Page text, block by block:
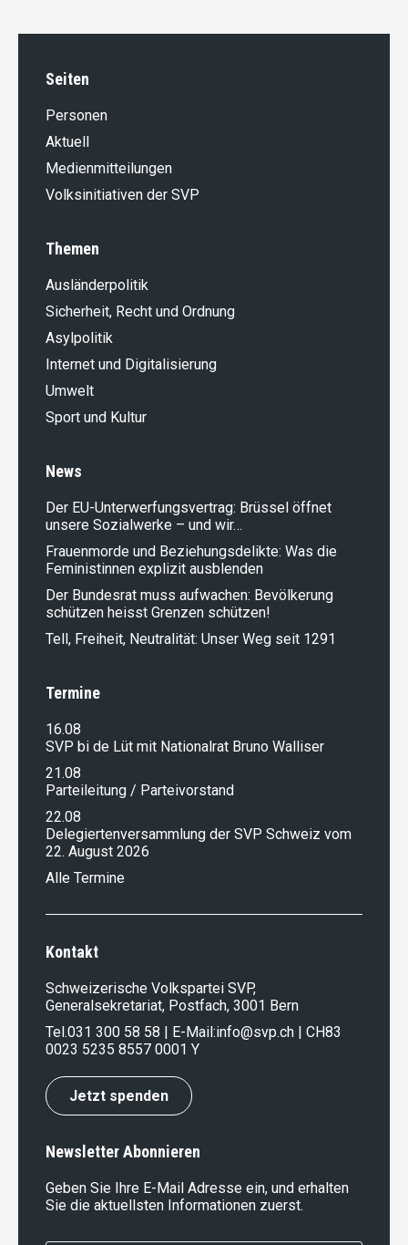
Seiten
Personen
Aktuell
Medienmitteilungen
Volksinitiativen der SVP
Themen
Ausländer­politik
Sicherheit, Recht und Ordnung
Asylpolitik
Internet und Digitalisierung
Umwelt
Sport und Kultur
News
Der EU-Unterwerfungsvertrag: Brüssel öffnet
unsere Sozialwerke – und wir…
Frauenmorde und Beziehungsdelikte: Was die
Feministinnen explizit ausblenden
Der Bundesrat muss aufwachen: Bevölkerung
schützen heisst Grenzen schützen!
Tell, Freiheit, Neutralität: Unser Weg seit 1291
Termine
16.08
SVP bi de Lüt mit Nationalrat Bruno Walliser
21.08
Parteileitung / Parteivorstand
22.08
Delegiertenversammlung der SVP Schweiz vom
22. August 2026
Alle Termine
Kontakt
Schweizerische Volkspartei SVP,
Generalsekretariat, Postfach, 3001 Bern
Tel.031 300 58 58 | E-Mail:info@svp.ch | CH83
0023 5235 8557 0001 Y
Jetzt spenden
Newsletter Abonnieren
Geben Sie Ihre E-Mail Adresse ein, und erhalten
Sie die aktuellsten Informationen zuerst.